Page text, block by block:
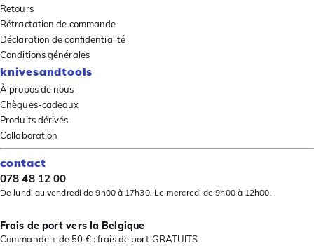
Retours
Rétractation de commande
Déclaration de confidentialité
Conditions générales
knivesandtools
À propos de nous
Chèques-cadeaux
Produits dérivés
Collaboration
contact
078 48 12 00
De lundi au vendredi de 9h00 à 17h30. Le mercredi de 9h00 à 12h00.
Frais de port vers la Belgique
Commande + de 50 € : frais de port GRATUITS